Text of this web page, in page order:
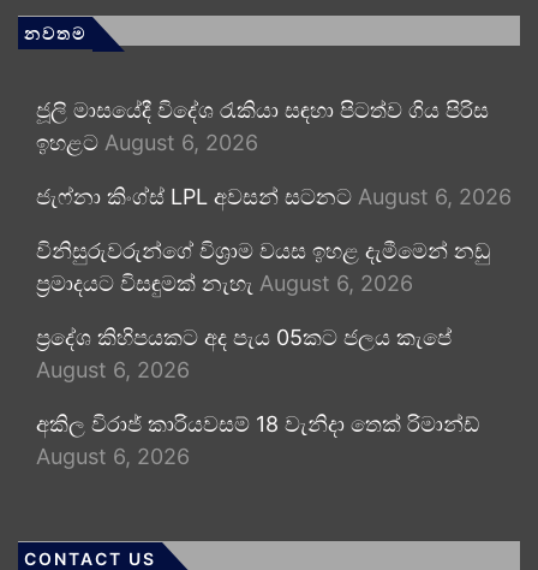
නවතම
ජූලි මාසයේදී විදේශ රැකියා සඳහා පිටත්ව ගිය පිරිස
ඉහළට August 6, 2026
ජැෆ්නා කිංග්ස් LPL අවසන් සටනට August 6, 2026
විනිසුරුවරුන්ගේ විශ්‍රාම වයස ඉහළ දැමීමෙන් නඩු
ප්‍රමාදයට විසඳුමක් නැහැ August 6, 2026
ප්‍රදේශ කිහිපයකට අද පැය 05කට ජලය කැපේ
August 6, 2026
අකිල විරාජ් කාරියවසම් 18 වැනිදා තෙක් රිමාන්ඩ්
August 6, 2026
CONTACT US